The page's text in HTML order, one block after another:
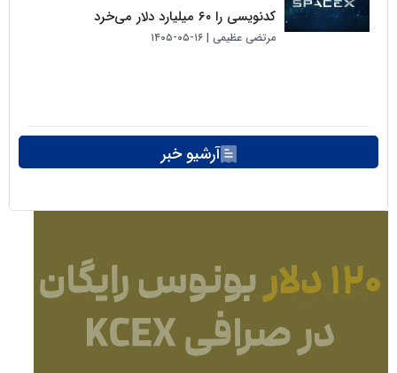
کدنویسی را ۶۰ میلیارد دلار می‌خرد
مرتضی عظیمی ۱۶-۰۵-۱۴۰۵
آرشیو خبر